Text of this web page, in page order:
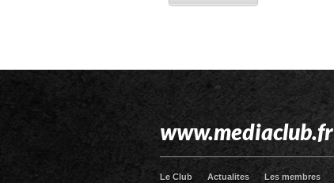
www.mediaclub.fr
Le Club Actualites Les membres